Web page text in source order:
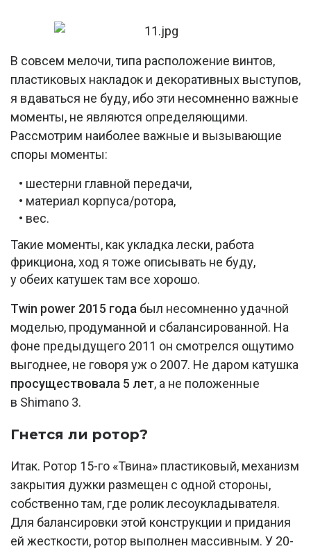
В совсем мелочи, типа расположение винтов,
пластиковых накладок и декоративных выступов,
я вдаваться не буду, ибо эти несомненно важные
моменты, не являются определяющими.
Рассмотрим наиболее важные и вызывающие
споры моменты:
• шестерни главной передачи,
• материал корпуса/ротора,
• вес.
Такие моменты, как укладка лески, работа
фрикциона, ход я тоже описывать не буду,
у обеих катушек там все хорошо.
Twin power 2015 года был несомненно удачной
моделью, продуманной и сбалансированной. На
фоне предыдущего 2011 он смотрелся ощутимо
выгоднее, не говоря уж о 2007. Не даром катушка
просуществовала 5 лет, а не положенные
в Shimano 3.
Гнется ли ротор?
Итак. Ротор 15-го «Твина» пластиковый, механизм
закрытия дужки размещен с одной стороны,
собственно там, где ролик лесоукладывателя.
Для балансировки этой конструкции и придания
ей жесткости, ротор выполнен массивным. У 20-